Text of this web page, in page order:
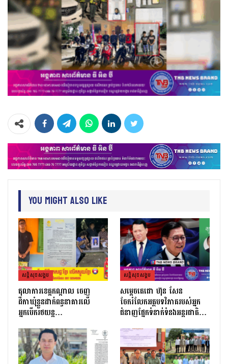
You Might Also Like
សន្តិសុខសង្គម
តុលាការខេត្តកណ្ដាល ចេញ
ដីកាឃុំខ្លួនដាក់ពន្ធនាគារលើ
អ្នកបើករថយន្ត…
សន្តិសុខសង្គម
សម្តេចតេជោ ហ៊ុន សែន
ចែករំលែកអត្ថបទវិភាគរបស់អ្នក
ជំនាញផ្នែកទំនាក់ទំនងអន្តរជាតិ…